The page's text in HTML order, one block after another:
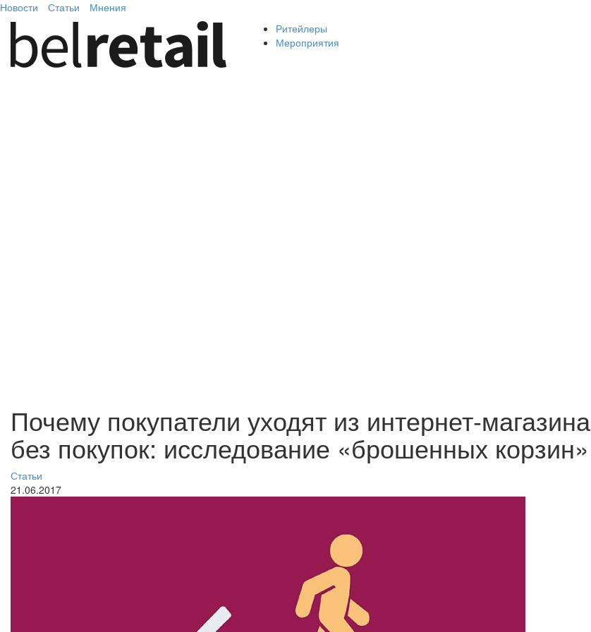
Новости Статьи Мнения
Ритейлеры
Мероприятия
Почему покупатели уходят из интернет-магазина
без покупок: исследование «брошенных корзин»
Статьи
21.06.2017